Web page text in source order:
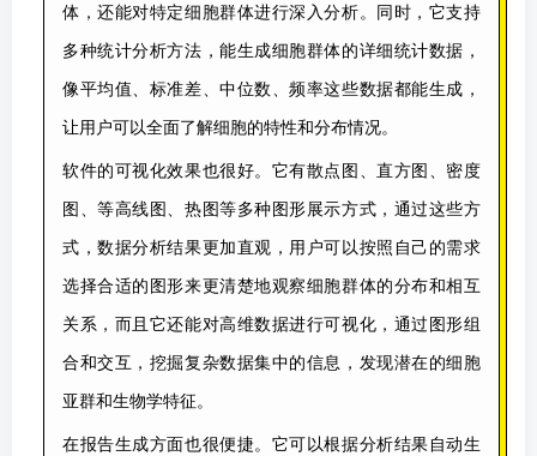
体，还能对特定细胞群体进行深入分析。同时，它支持
多种统计分析方法，能生成细胞群体的详细统计数据，
像平均值、标准差、中位数、频率这些数据都能生成，
让用户可以全面了解细胞的特性和分布情况。
软件的可视化效果也很好。它有散点图、直方图、密度
图、等高线图、热图等多种图形展示方式，通过这些方
式，数据分析结果更加直观，用户可以按照自己的需求
选择合适的图形来更清楚地观察细胞群体的分布和相互
关系，而且它还能对高维数据进行可视化，通过图形组
合和交互，挖掘复杂数据集中的信息，发现潜在的细胞
亚群和生物学特征。
在报告生成方面也很便捷。它可以根据分析结果自动生